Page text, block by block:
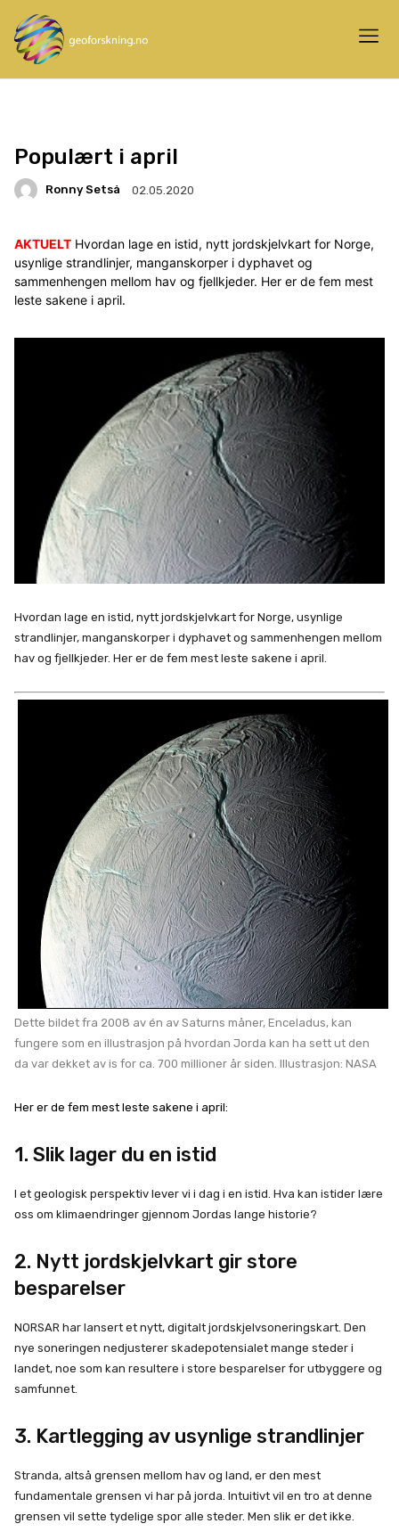
Populært i april
Ronny Setså 02.05.2020
AKTUELT Hvordan lage en istid, nytt jordskjelvkart for Norge,
usynlige strandlinjer, manganskorper i dyphavet og
sammenhengen mellom hav og fjellkjeder. Her er de fem mest
leste sakene i april.
Hvordan lage en istid, nytt jordskjelvkart for Norge, usynlige
strandlinjer, manganskorper i dyphavet og sammenhengen mellom
hav og fjellkjeder. Her er de fem mest leste sakene i april.
Dette bildet fra 2008 av én av Saturns måner, Enceladus, kan
fungere som en illustrasjon på hvordan Jorda kan ha sett ut den
da var dekket av is for ca. 700 millioner år siden. Illustrasjon: NASA
Her er de fem mest leste sakene i april:
1. Slik lager du en istid
I et geologisk perspektiv lever vi i dag i en istid. Hva kan istider lære
oss om klimaendringer gjennom Jordas lange historie?
2. Nytt jordskjelvkart gir store
besparelser
NORSAR har lansert et nytt, digitalt jordskjelvsoneringskart. Den
nye soneringen nedjusterer skadepotensialet mange steder i
landet, noe som kan resultere i store besparelser for utbyggere og
samfunnet.
3. Kartlegging av usynlige strandlinjer
Stranda, altså grensen mellom hav og land, er den mest
fundamentale grensen vi har på jorda. Intuitivt vil en tro at denne
grensen vil sette tydelige spor alle steder. Men slik er det ikke.